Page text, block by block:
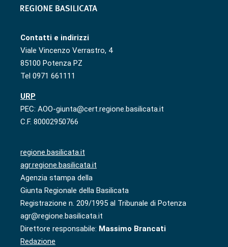
Contatti e indirizzi
Viale Vincenzo Verrastro, 4
85100 Potenza PZ
Tel 0971 661111
URP
PEC: AOO-giunta@cert.regione.basilicata.it
C.F. 80002950766
regione.basilicata.it
agr.regione.basilicata.it
Agenzia stampa della
Giunta Regionale della Basilicata
Registrazione n. 209/1995 al Tribunale di Potenza
agr@regione.basilicata.it
Direttore responsabile: Massimo Brancati
Redazione